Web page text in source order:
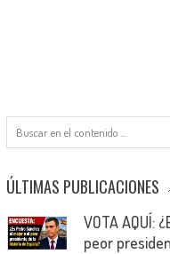
ÚLTIMAS PUBLICACIONES
VOTA AQUÍ:
peor